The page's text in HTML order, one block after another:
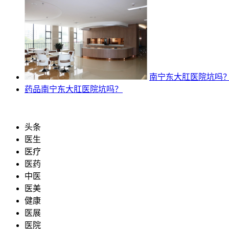
南宁东大肛医院坑吗？
药品南宁东大肛医院坑吗？
头条
医生
医疗
医药
中医
医美
健康
医展
医院